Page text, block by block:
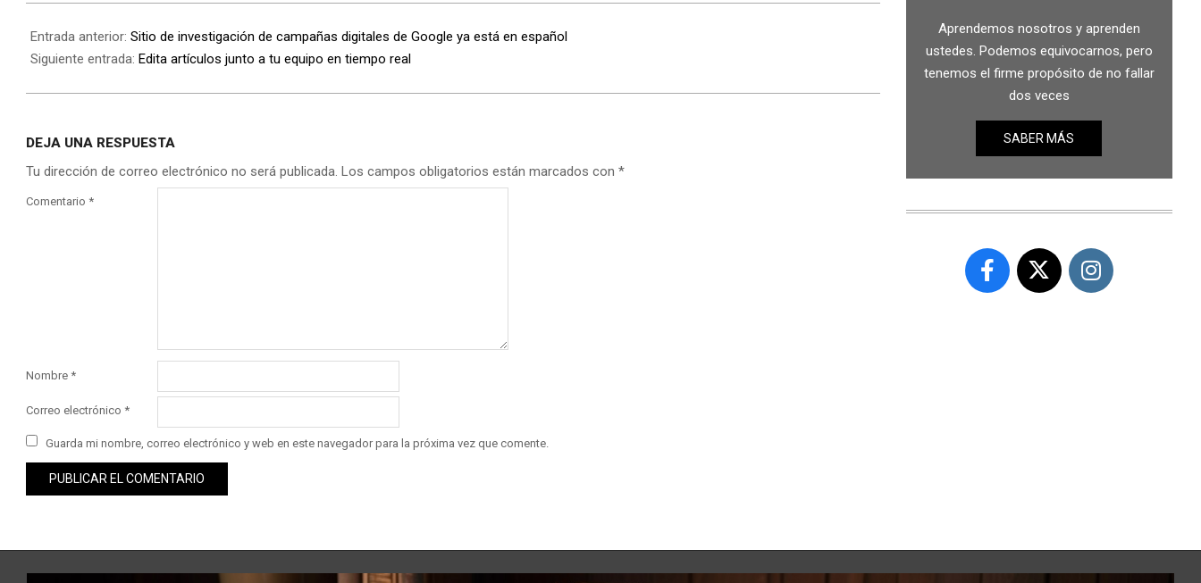
Entrada anterior: Sitio de investigación de campañas digitales de Google ya está en español
Siguiente entrada: Edita artículos junto a tu equipo en tiempo real
DEJA UNA RESPUESTA
Tu dirección de correo electrónico no será publicada. Los campos obligatorios están marcados con *
Comentario *
Nombre *
Correo electrónico *
Guarda mi nombre, correo electrónico y web en este navegador para la próxima vez que comente.
Aprendemos nosotros y aprenden
ustedes. Podemos equivocarnos, pero
tenemos el firme propósito de no fallar
dos veces
SABER MÁS